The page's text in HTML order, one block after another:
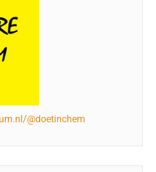
@doetinchem